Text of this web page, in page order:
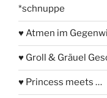
*schnuppe
♥ Atmen im
♥ Groll & Gräuel
♥ Princess meets …